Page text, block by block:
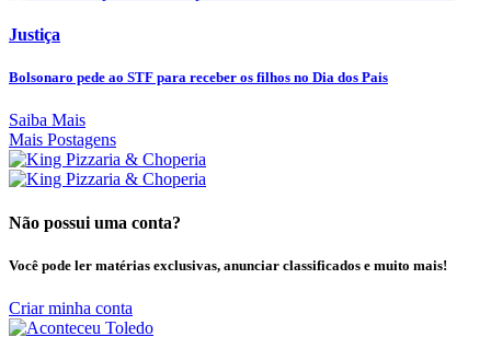
Justiça
Bolsonaro pede ao STF para receber os filhos no Dia dos Pais
Saiba Mais
Mais Postagens
Não possui uma conta?
Você pode ler matérias exclusivas, anunciar classificados e muito mais!
Criar minha conta